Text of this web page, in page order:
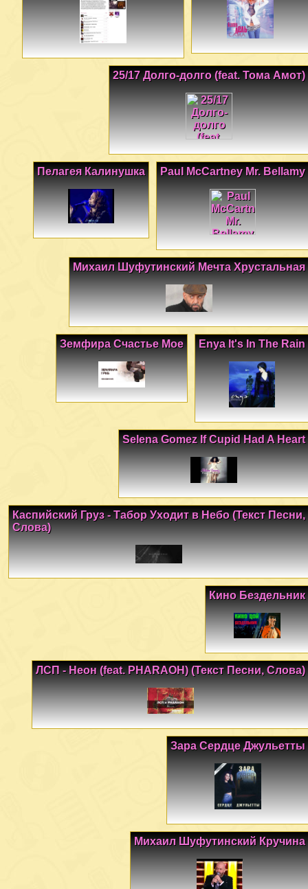
25/17 Долго-долго (feat. Тома Амот)
Paul McCartney Mr. Bellamy
Пелагея Калинушка
Михаил Шуфутинский Мечта Хрустальная
Enya It's In The Rain
Земфира Счастье Мое
Selena Gomez If Cupid Had A Heart
Каспийский Груз - Табор Уходит в Небо (Текст Песни,
Слова)
Кино Бездельник
ЛСП - Неон (feat. PHARAOH) (Текст Песни, Слова)
Зара Сердце Джульетты
Михаил Шуфутинский Кручина